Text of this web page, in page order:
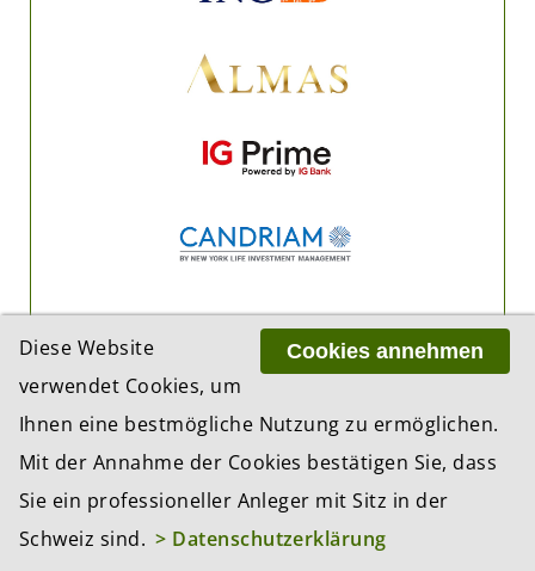
Cookies annehmen
Diese Website
verwendet Cookies, um
Ihnen eine bestmögliche Nutzung zu ermöglichen.
Mit der Annahme der Cookies bestätigen Sie, dass
Sie ein professioneller Anleger mit Sitz in der
Schweiz sind. > Datenschutzerklärung